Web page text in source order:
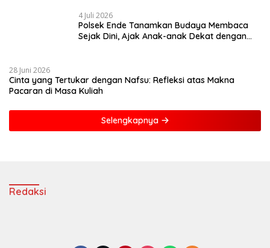
4 Juli 2026
Polsek Ende Tanamkan Budaya Membaca
Sejak Dini, Ajak Anak-anak Dekat dengan
28 Juni 2026
Cinta yang Tertukar dengan Nafsu: Refleksi atas Makna
Pacaran di Masa Kuliah
Selengkapnya
Redaksi